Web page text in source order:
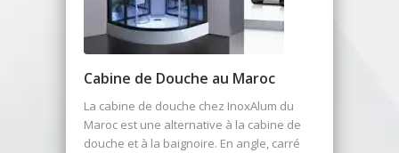
Cabine de Douche au Maroc
La cabine de douche chez InoxAlum du
Maroc est une alternative à la cabine de
douche et à la baignoire. En angle, carré